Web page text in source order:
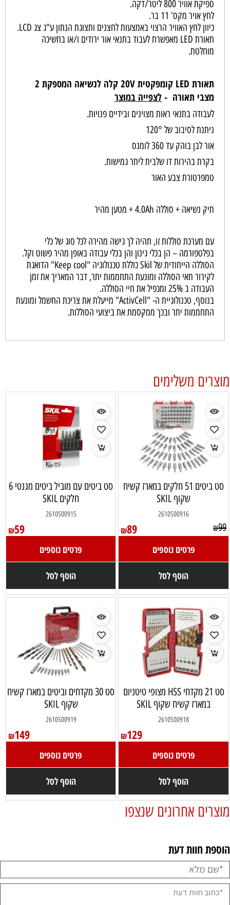
ספיקת אוויר 800 ליטר/דקה.
לחץ אויר מקס' 11 בר.
כיוון לחץ האוויר הרצוי באמצעות לחצנים ותצוגת הנתון ע"ג צג LCD.
תאורת LED מאפשרת לעבוד בתנאי אור ירודים ו/או בחשיכה
מוחלטת.
תאורת LED קומפקטית 20V קלה לנשיאה המספקת 2
מצבי תאורה -לצפייה במוצר
לעבודה בתנאי ראות מצוינים ובידיים פנויות.
ניתנת לסיבוב של 120°
אור לבן בוהק עד 360 לומנס
בקרת בהירות דו שלבית ליתר גמישות.
טמפרטורת צבע האור
תיק נשיאה + סוללה 4.0Ah + מטען מהיר
עם מערכת סוללות זו, תהיה לך גישה מהירה לכל סוג של כלי
בפלטפורמה – הן בכלי גינון והן בכלי עבודה באופן מהיר פשוט וקל.
הסוללה הייחודית של Skil כוללת טכנולוגיה "Keep cool" הדואגת
לקירור תאי הסוללה ומונעת התחממות יתר, דבר המאריך את זמן
העבודה ב 25% ומכפיל את חיי הסוללה.
בנוסף, טכנולוגיית ה- "ActivCell" מייעלת את צריכת החשמל ומונעת
התחממות יתר ובכך ממקסמת את ביצועי הסוללות.
מוצרים משלימים
סט ביטים 51 חלקים במארז קשיח
שקוף SKIL
2610S00916
₪99
₪89
פרטים נוספים
הוסף לסל
סט ביטים עם מוביל ביטים מגנטי 6
חלקים SKIL
2610S00915
₪59
פרטים נוספים
הוסף לסל
סט 21 מקדחי HSS מצופי טיטניום
במארז קשיח שקוף SKIL
2610S00918
₪129
פרטים נוספים
הוסף לסל
סט 30 מקדחים וביטים במארז קשיח
שקוף SKIL
2610S00919
₪149
פרטים נוספים
הוסף לסל
מוצרים אחרונים שנצפו
הוספת חוות דעת